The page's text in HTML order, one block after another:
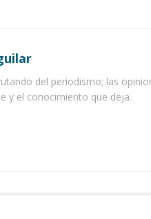
del periodismo; las
y el conocimiento que deja.